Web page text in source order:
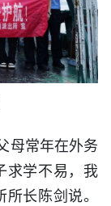
母常年在外务
求学不易，我
长陈剑说。